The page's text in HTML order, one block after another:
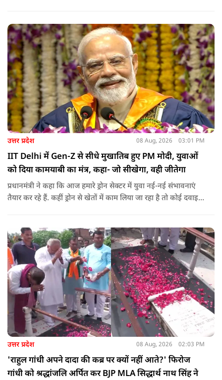
पात, क्षेत्र व प्रांत की सीमाओं से ऊपर उठकर उनकी हर श्वांस शिव के नाम
है.
उत्तर प्रदेश 08 Aug, 2026 03:01 PM
IIT Delhi में Gen-Z से सीधे मुखातिब हुए PM मोदी, युवाओं
को दिया कामयाबी का मंत्र, कहा- जो सीखेगा, वही जीतेगा
प्रधानमंत्री ने कहा कि आज हमारे ड्रोन सेक्टर में युवा नई-नई संभावनाएं
तैयार कर रहे हैं. कहीं ड्रोन से खेतों में काम लिया जा रहा है तो कोई दवाइयां
उत्तर प्रदेश 08 Aug, 2026 02:03 PM
'राहुल गांधी अपने दादा की कब्र पर क्यों नहीं आते?' फिरोज
गांधी को श्रद्धांजलि अर्पित कर BJP MLA सिद्धार्थ नाथ सिंह ने